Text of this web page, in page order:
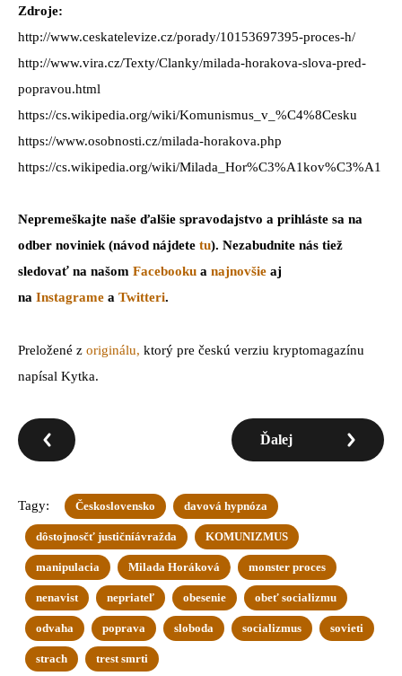
Zdroje:
http://www.ceskatelevize.cz/porady/10153697395-proces-h/
http://www.vira.cz/Texty/Clanky/milada-horakova-slova-pred-
popravou.html
https://cs.wikipedia.org/wiki/Komunismus_v_%C4%8Cesku
https://www.osobnosti.cz/milada-horakova.php
https://cs.wikipedia.org/wiki/Milada_Hor%C3%A1kov%C3%A1
Nepremeškajte naše ďalšie spravodajstvo a prihláste sa na
odber noviniek (návod nájdete tu). Nezabudnite nás tiež
sledovať na našom Facebooku a najnovšie aj
na Instagrame a Twitteri.
Preložené z originálu, ktorý pre českú verziu kryptomagazínu
napísal Kytka.
Ďalej
Tagy: Československo davová hypnóza
dôstojnosčť justičníávražda KOMUNIZMUS
manipulacia Milada Horáková monster proces
nenavist nepriateľ obesenie obeť socializmu
odvaha poprava sloboda socializmus sovieti
strach trest smrti